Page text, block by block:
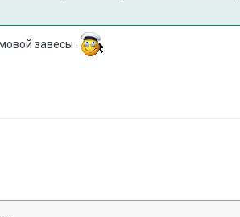
завесы .